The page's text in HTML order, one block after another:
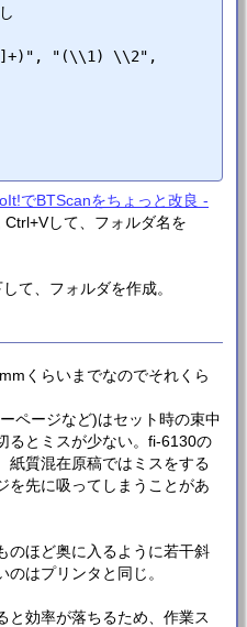
"(\\1) \\2",
でBTScanをちょっと改良 -
Ctrl+Vして、フォルダ名を
て、フォルダを作成。
くらいまでなのでそれくら
ページなど)はセット時の束中
るとミスが少ない。fi-6130の
紙質混在原稿ではミスをする
を先に吸ってしまうことがあ
のほど奥に入るように若干斜
はプリンタと同じ。
と効率が落ちるため、作業ス